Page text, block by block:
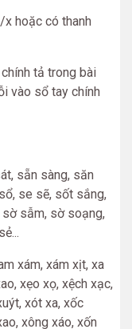
hoặc có thanh
tả trong bài
vào sổ tay chính
sẵn sàng, săn
se sẽ, sốt sắng,
sẫm, sờ soạng,
xám, xám xịt, xa
xẹo xọ, xệch xạc,
xót xa, xốc
xông xáo, xốn